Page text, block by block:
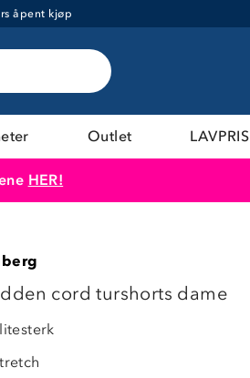
åpent kjøp
Outlet LAVPRIS
HER!
cord turshorts dame